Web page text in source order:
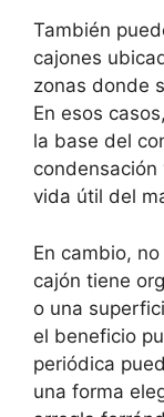
También
cajones
zonas donde
En esos
la base del
vida útil del
En cambio,
cajón tiene
o una
el beneficio
periódica
una forma